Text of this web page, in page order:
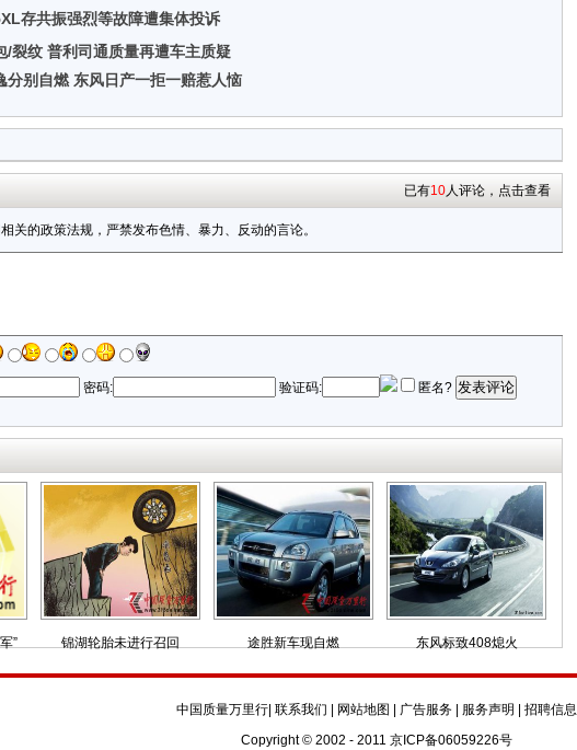
存共振强烈等故障遭集体投诉
/裂纹 普利司通质量再遭车主质疑
分别自燃 东风日产一拒一赔惹人恼
已有10人评论，点击查看
关的政策法规，严禁发布色情、暴力、反动的言论。
密码: 验证码: 匿名? 发表评论
” 锦湖轮胎未进行召回 途胜新车现自燃 东风标致408熄火
中国质量万里行 联系我们 网站地图 广告服务 服务声明
招聘信息
Copyright © 2002 - 2011 京ICP备06059226号